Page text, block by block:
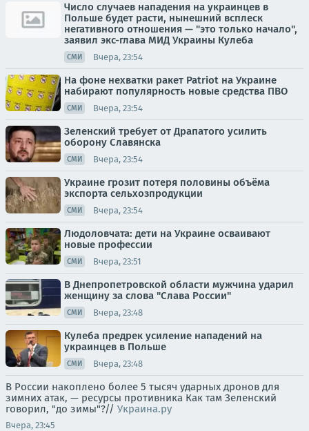
Число случаев нападения на украинцев в
Польше будет расти, нынешний всплеск
негативного отношения — "это только начало",
заявил экс-глава МИД Украины Кулеба
СМИ Вчера, 23:54
На фоне нехватки ракет Patriot на Украине
набирают популярность новые средства ПВО
СМИ Вчера, 23:54
Зеленский требует от Драпатого усилить
оборону Славянска
СМИ Вчера, 23:54
Украине грозит потеря половины объёма
экспорта сельхозпродукции
СМИ Вчера, 23:54
Людоловчата: дети на Украине осваивают
новые профессии
СМИ Вчера, 23:51
В Днепропетровской области мужчина ударил
женщину за слова "Слава России"
СМИ Вчера, 23:48
Кулеба предрек усиление нападений на
украинцев в Польше
СМИ Вчера, 23:48
В России накоплено более 5 тысяч ударных дронов для
зимних атак, — ресурсы противника Как там Зеленский
говорил, "до зимы"?// Украина.ру
Вчера, 23:45